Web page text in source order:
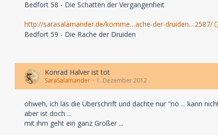
Bedfort 58 - Die Schatten der Vergangenheit
http://sarasalamander.de/komme…ache-der-druiden....2587/
Bedfort 59 - Die Rache der Druiden
Konrad Halver ist tot
SaraSalamander 1. Dezember 2012
ohweh, ich las die Überschrift und dachte nur "nö ... kann
aber ist doch ...
mit ihm geht ein ganz Großer ...